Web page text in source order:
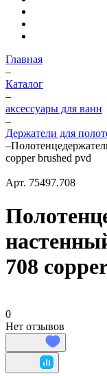
Главная
–
Каталог
–
аксессуары для ванн
–
Держатели для
–
copper brushed pvd
Арт. 75497.708
708
0
Нет отзывов